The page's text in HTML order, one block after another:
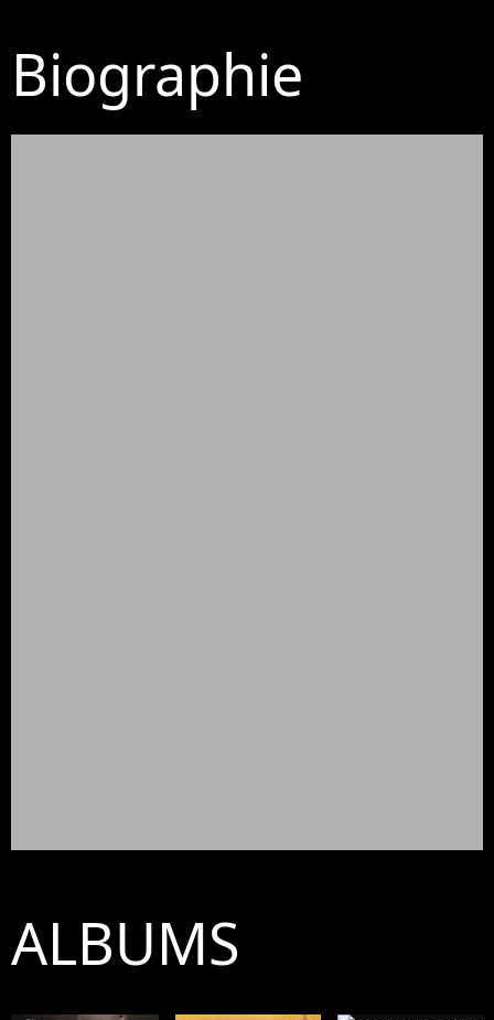
Biographie
ALBUMS